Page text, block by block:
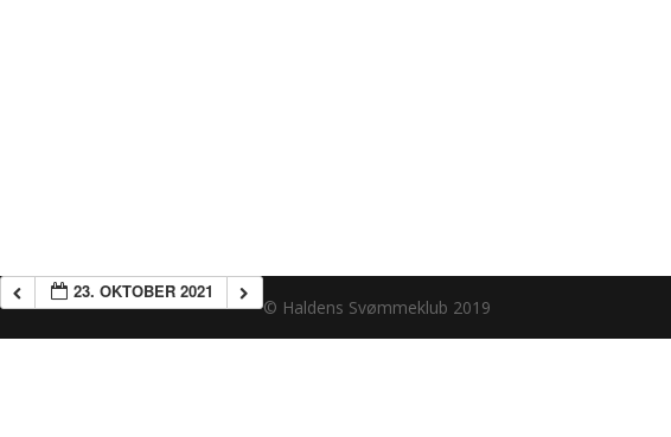
23. OKTOBER 2021
© Haldens Svømmeklub 2019